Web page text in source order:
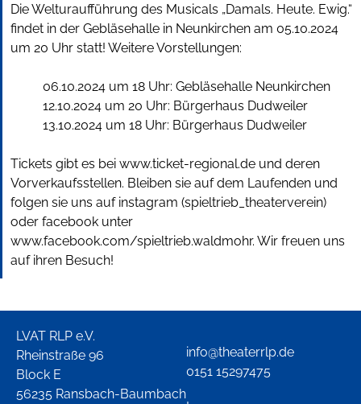
Die Welturaufführung des Musicals „Damals. Heute. Ewig.“
findet in der Gebläsehalle in Neunkirchen am 05.10.2024
um 20 Uhr statt! Weitere Vorstellungen:
06.10.2024 um 18 Uhr: Gebläsehalle Neunkirchen
12.10.2024 um 20 Uhr: Bürgerhaus Dudweiler
13.10.2024 um 18 Uhr: Bürgerhaus Dudweiler
Tickets gibt es bei www.ticket-regional.de und deren
Vorverkaufsstellen. Bleiben sie auf dem Laufenden und
folgen sie uns auf instagram (spieltrieb_theaterverein)
oder facebook unter
www.facebook.com/spieltrieb.waldmohr. Wir freuen uns
auf ihren Besuch!
LVAT RLP e.V.
Rheinstraße 96
Block E
56235 Ransbach-Baumbach
info@theaterrlp.de
0151 15297475